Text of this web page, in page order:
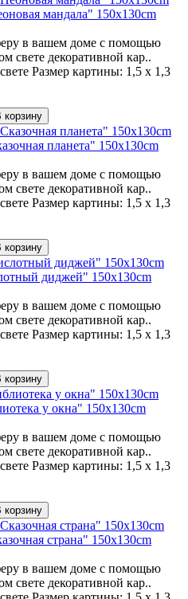
мандала" 150x130cm
в вашем доме с помощью
свете декоративной кар..
Размер картины: 1,5 x 1,3
корзину
планета" 150x130cm
в вашем доме с помощью
свете декоративной кар..
Размер картины: 1,5 x 1,3
корзину
диджей" 150x130cm
в вашем доме с помощью
свете декоративной кар..
Размер картины: 1,5 x 1,3
корзину
у окна" 150x130cm
в вашем доме с помощью
свете декоративной кар..
Размер картины: 1,5 x 1,3
корзину
страна" 150x130cm
в вашем доме с помощью
свете декоративной кар..